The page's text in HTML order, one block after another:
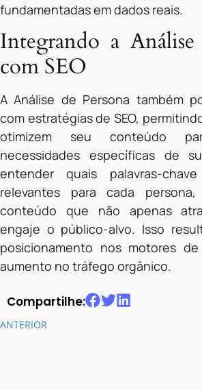
fundamentadas em dados reais.
Integrando a Análise
com SEO
A Análise de Persona também
com estratégias de SEO,
otimizem seu conteúdo
necessidades específicas de
entender quais palavras-
relevantes para cada
conteúdo que não apenas
engaje o público-alvo. Isso
posicionamento nos motores
aumento no tráfego orgânico.
Compartilhe:
ANTERIOR